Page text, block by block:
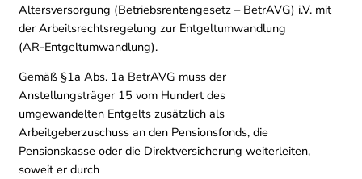
Altersversorgung (Betriebsrentengesetz – BetrAVG) i.V. mit
der Arbeitsrechtsregelung zur Entgeltumwandlung
(AR-Entgeltumwandlung).
Gemäß §1a Abs. 1a BetrAVG muss der
Anstellungsträger 15 vom Hundert des
umgewandelten Entgelts zusätzlich als
Arbeitgeberzuschuss an den Pensionsfonds, die
Pensionskasse oder die Direktversicherung weiterleiten,
soweit er durch